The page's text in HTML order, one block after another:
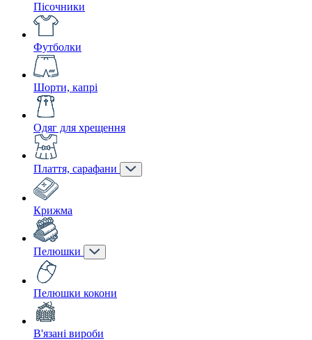
Пісочники
Футболки
Шорти, капрі
Одяг для хрещення
Плаття, сарафани
Крижма
Пелюшки
Пелюшки кокони
В'язані вироби